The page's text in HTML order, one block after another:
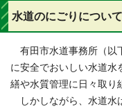
水道のにごりについて
有田市水道事務所（以
に安全でおいしい水道水
繕や水質管理に日々取り
しかしながら、水道水